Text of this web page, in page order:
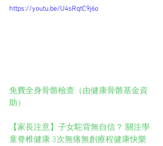
https://youtu.be/U4sRqtC9j6o
免費全身骨骼檢查（由健康骨骼基金資
助）
【家長注意】子女駝背無自信？ 關注學
童脊椎健康 3次無痛無創療程健康快樂